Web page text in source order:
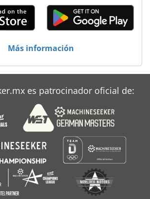
Más información
es patrocinador oficial de: